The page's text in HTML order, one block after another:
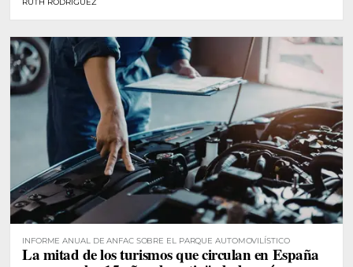
RUTH RODRÍGUEZ
INFORME ANUAL DE ANFAC SOBRE EL PARQUE AUTOMOVILÍSTICO
La mitad de los turismos que circulan en España